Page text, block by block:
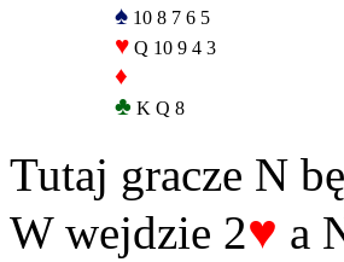
♠ 10 8 7 6 5
♥ Q 10 9 4 3
♦
♣ K Q 8
Tutaj gracze N
W wejdzie 2♥ a